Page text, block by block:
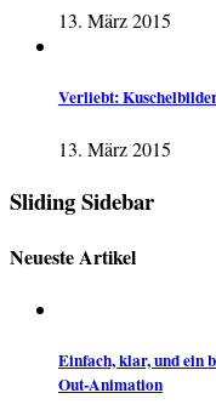
13. März 2015
Verliebt:
13. März 2015
Sliding Sidebar
Neueste Artikel
Einfach, klar, und ein
Out-Animation